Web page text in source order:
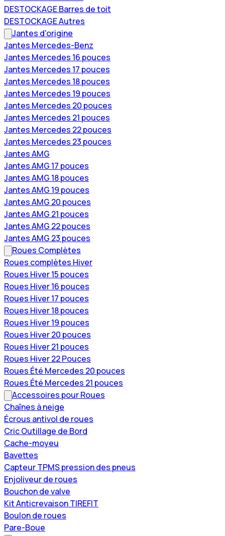
DESTOCKAGE Barres de toit
DESTOCKAGE Autres
Jantes d'origine
Jantes Mercedes-Benz
Jantes Mercedes 16 pouces
Jantes Mercedes 17 pouces
Jantes Mercedes 18 pouces
Jantes Mercedes 19 pouces
Jantes Mercedes 20 pouces
Jantes Mercedes 21 pouces
Jantes Mercedes 22 pouces
Jantes Mercedes 23 pouces
Jantes AMG
Jantes AMG 17 pouces
Jantes AMG 18 pouces
Jantes AMG 19 pouces
Jantes AMG 20 pouces
Jantes AMG 21 pouces
Jantes AMG 22 pouces
Jantes AMG 23 pouces
Roues Complètes
Roues complètes Hiver
Roues Hiver 15 pouces
Roues Hiver 16 pouces
Roues Hiver 17 pouces
Roues Hiver 18 pouces
Roues Hiver 19 pouces
Roues Hiver 20 pouces
Roues Hiver 21 pouces
Roues Hiver 22 Pouces
Roues Été Mercedes 20 pouces
Roues Été Mercedes 21 pouces
Accessoires pour Roues
Chaînes à neige
Écrous antivol de roues
Cric Outillage de Bord
Cache-moyeu
Bavettes
Capteur TPMS pression des pneus
Enjoliveur de roues
Bouchon de valve
Kit Anticrevaison TIREFIT
Boulon de roues
Pare-Boue